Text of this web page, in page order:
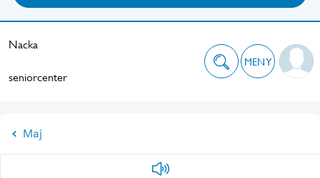
Nacka
seniorcenter
MENY
Maj